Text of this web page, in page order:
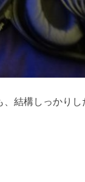
結構しっかりし